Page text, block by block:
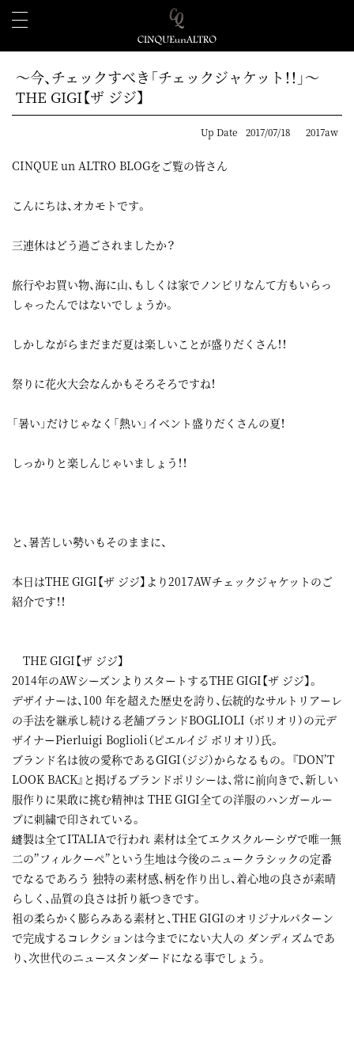
～今、チェックすべき「チェックジャケット！！」～
THE GIGI【ザ ジジ】
Up Date 2017/07/18 2017aw
CINQUE un ALTRO BLOGをご覧の皆さん
こんにちは、オカモトです。
三連休はどう過ごされましたか？
旅行やお買い物、海に山、もしくは家でノンビリなんて方もいらっ
しゃったんではないでしょうか。
しかしながらまだまだ夏は楽しいことが盛りだくさん！！
祭りに花火大会なんかもそろそろですね！
「暑い」だけじゃなく「熱い」イベント盛りだくさんの夏！
しっかりと楽しんじゃいましょう！！
と、暑苦しい勢いもそのままに、
本日はTHE GIGI【ザ ジジ】より2017AWチェックジャケットのご
紹介です！！
THE GIGI【ザ ジジ】
2014年のAWシーズンよりスタートするTHE GIGI【ザ ジジ】。
デザイナーは、100 年を超えた歴史を誇り、伝統的なサルトリアーレ
の手法を継承し続ける老舗ブランドBOGLIOLI （ボリオリ）の元デ
ザイナーPierluigi Boglioli（ピエルイジ ボリオリ）氏。
ブランド名は彼の愛称であるGIGI（ジジ）からなるもの。 『DON’T
LOOK BACK』と掲げるブランドポリシーは、常に前向きで、新しい
服作りに果敢に挑む精神は THE GIGI全ての洋服のハンガールー
プに刺繍で印されている。
縫製は全てITALIAで行われ 素材は全てエクスクルーシヴで唯一無
二の”フィルクーペ”という生地は今後のニュークラシックの定番
でなるであろう 独特の素材感、柄を作り出し、着心地の良さが素晴
らしく、品質の良さは折り紙つきです。
祖の柔らかく膨らみある素材と、THE GIGIのオリジナルパターン
で完成するコレクションは今までにない大人の ダンディズムであ
り、次世代のニュースタンダードになる事でしょう。